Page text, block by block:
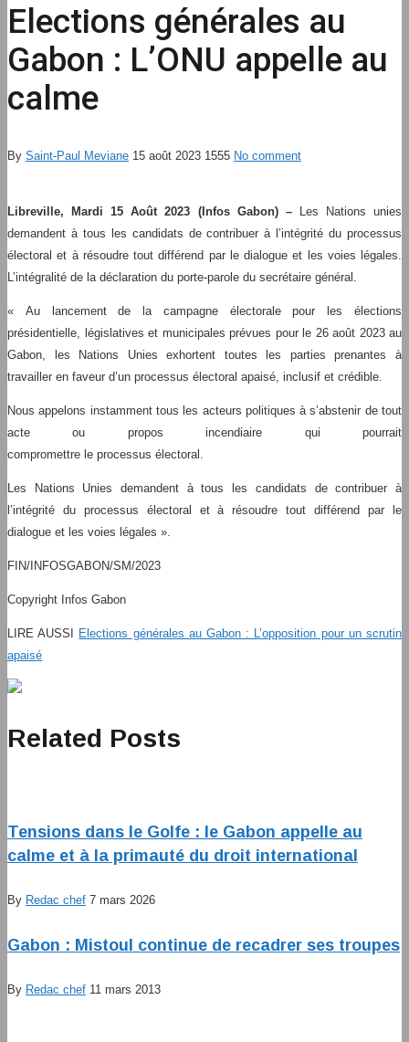
Elections générales au
Gabon : L’ONU appelle au
calme
By Saint-Paul Meviane 15 août 2023 1555 No comment
Libreville, Mardi 15 Août 2023 (Infos Gabon) –
Les Nations unies
demandent à tous les candidats de contribuer à l’intégrité du processus
électoral et à résoudre tout différend par le dialogue et les voies légales.
L’intégralité de la déclaration du porte-parole du secrétaire général.
« Au lancement de la campagne électorale pour les élections
présidentielle, législatives et municipales prévues pour le 26 août 2023 au
Gabon, les Nations Unies exhortent toutes les parties prenantes à
travailler en faveur d’un processus électoral apaisé, inclusif et crédible.
Nous appelons instamment tous les acteurs politiques à s’abstenir de tout
acte ou propos incendiaire qui pourrait
compromettre le processus électoral.
Les Nations Unies demandent à tous les candidats de contribuer à
l’intégrité du processus électoral et à résoudre tout différend par le
dialogue et les voies légales ».
FIN/INFOSGABON/SM/2023
Copyright Infos Gabon
LIRE AUSSI
Elections générales au Gabon : L’opposition pour un scrutin
apaisé
Related Posts
Tensions dans le Golfe : le Gabon appelle au
calme et à la primauté du droit international
By Redac chef 7 mars 2026
Gabon : Mistoul continue de recadrer ses troupes
By Redac chef 11 mars 2013